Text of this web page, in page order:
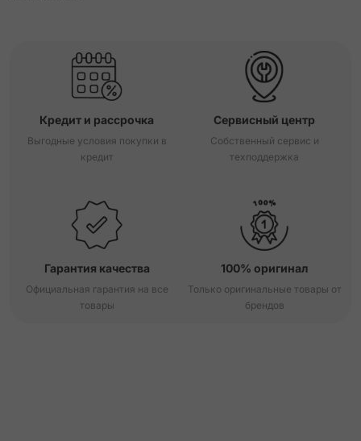
Кредит и рассрочка
Выгодные условия покупки в
кредит
Сервисный центр
Собственный сервис и
техподдержка
Гарантия качества
Официальная гарантия на все
товары
100% оригинал
Только оригинальные товары от
брендов